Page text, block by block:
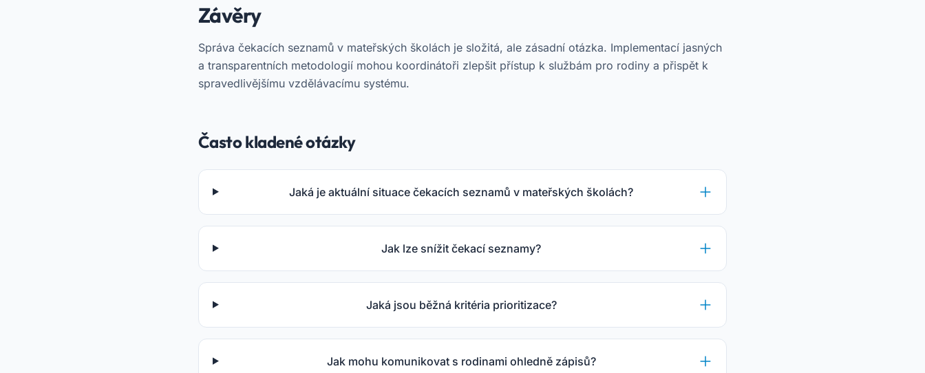
Závěry
Správa čekacích seznamů v mateřských školách je složitá, ale zásadní otázka. Implementací jasných
a transparentních metodologií mohou koordinátoři zlepšit přístup k službám pro rodiny a přispět k
spravedlivějšímu vzdělávacímu systému.
Často kladené otázky
Jaká je aktuální situace čekacích seznamů v mateřských školách?
Jak lze snížit čekací seznamy?
Jaká jsou běžná kritéria prioritizace?
Jak mohu komunikovat s rodinami ohledně zápisů?